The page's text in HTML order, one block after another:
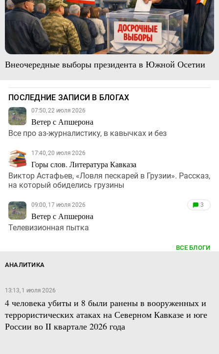
Внеочередные выборы президента в Южной Осетии
ПОСЛЕДНИЕ ЗАПИСИ В БЛОГАХ
07:50, 22 июля 2026
Ветер с Апшерона
Все про аз-журналистику, в кавычках и без
17:40, 20 июля 2026
Горы слов. Литература Кавказа
Виктор Астафьев, «Ловля пескарей в Грузии». Рассказ,
на который обиделись грузины
09:00, 17 июля 2026
Ветер с Апшерона
3
Телевизионная пытка
ВСЕ БЛОГИ
АНАЛИТИКА
13:13, 1 июля 2026
4 человека убиты и 8 были ранены в вооруженных и
террористических атаках на Северном Кавказе и юге
России во II квартале 2026 года